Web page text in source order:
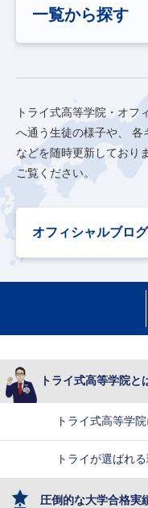
一覧から探す
トライ式高等学院・オフ
へ通う生徒の様子や、
各
などを随時更新しており
ご覧ください。
オフィシャルブロ
トライ式高等学院と
トライ式高等学
トライが選ばれ
圧倒的な大学合格実